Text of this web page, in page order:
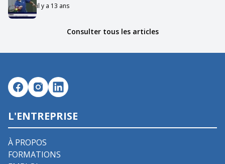
il y a 13 ans
Consulter tous les articles
L'ENTREPRISE
À PROPOS
FORMATIONS